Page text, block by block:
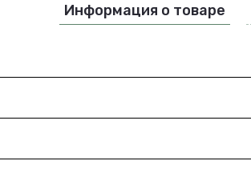
Информация о товаре